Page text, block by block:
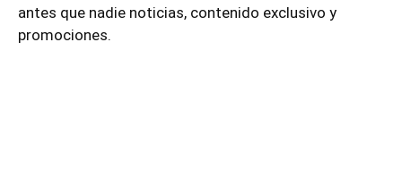
antes que nadie noticias, contenido exclusivo y
promociones.